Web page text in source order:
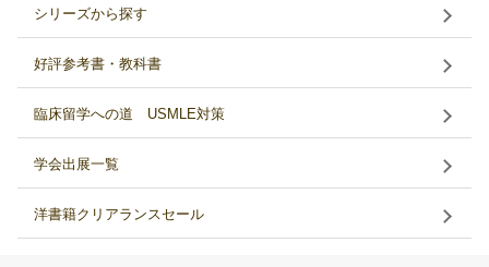
シリーズから探す
好評参考書・教科書
臨床留学への道 USMLE対策
学会出展一覧
洋書籍クリアランスセール